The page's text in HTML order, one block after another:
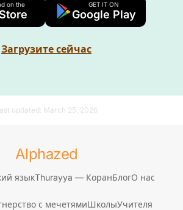
on the GET IT ON
Google Play
Загрузите сейчас
updated: March 25, 2026
Alphazed
языкThurayya — КоранБлогО нас
с мечетямиШколыУчителя